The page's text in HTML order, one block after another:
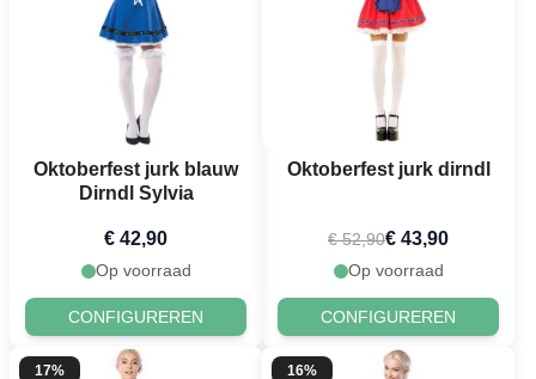
Oktoberfest jurk blauw
Dirndl Sylvia
€ 42,90
Op voorraad
CONFIGUREREN
Oktoberfest jurk dirndl
€ 52,90€ 43,90
Op voorraad
CONFIGUREREN
17% 16%